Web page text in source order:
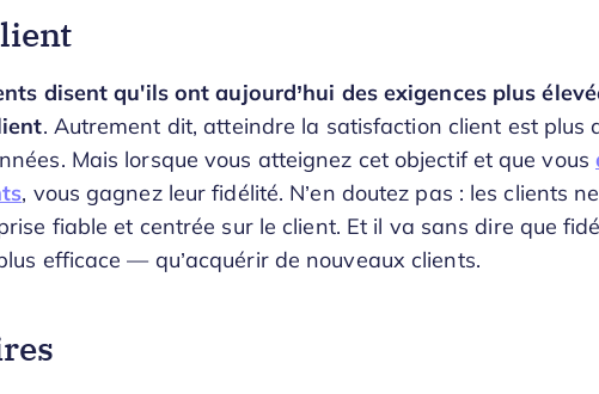
disent qu'ils ont aujourd’hui des exigences plus
. Autrement dit, atteindre la satisfaction client est plus
Mais lorsque vous atteignez cet objectif et que vous
, vous gagnez leur fidélité. N’en doutez pas : les clients
fiable et centrée sur le client. Et il va sans dire que
efficace — qu’acquérir de nouveaux clients.